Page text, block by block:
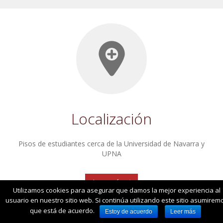
Localización
Pisos de estudiantes cerca de la Universidad de Navarra y
UPNA
Leer más
Utilizamos cookies para asegurar que damos la mejor experiencia al
usuario en nuestro sitio web. Si continúa utilizando este sitio
que está de acuerdo.
Estoy de acuerdo Leer más